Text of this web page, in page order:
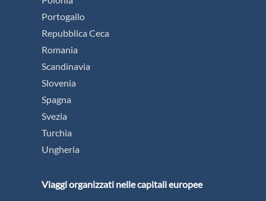
Portogallo
Repubblica Ceca
Romania
Scandinavia
Slovenia
Spagna
Svezia
Turchia
Ungheria
Viaggi organizzati nelle capitali europee